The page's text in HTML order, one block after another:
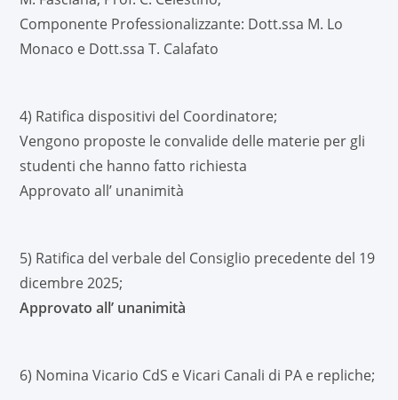
Componente Professionalizzante: Dott.ssa M. Lo
Monaco e Dott.ssa T. Calafato
4) Ratifica dispositivi del Coordinatore;
Vengono proposte le convalide delle materie per gli
studenti che hanno fatto richiesta
Approvato all’ unanimità
5) Ratifica del verbale del Consiglio precedente del 19
dicembre 2025;
Approvato all’ unanimità
6) Nomina Vicario CdS e Vicari Canali di PA e repliche;